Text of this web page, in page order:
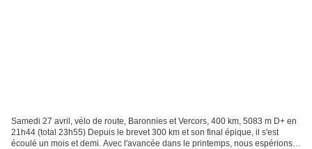
Samedi 27 avril, vélo de route, Baronnies et Vercors, 400 km, 5083 m D+ en
21h44 (total 23h55) Depuis le brevet 300 km et son final épique, il s'est
écoulé un mois et demi. Avec l'avancée dans le printemps, nous espérions